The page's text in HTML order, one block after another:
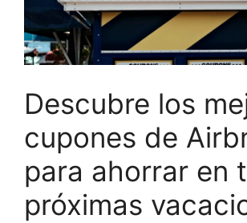
Descubre los
cupones de
para ahorrar en
próximas